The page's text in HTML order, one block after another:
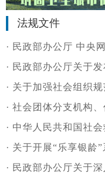
法规文件
· 民政部办公厅 中央网信办秘书局 工业和信息化部办公
· 民政部办公厅关于发布《全
· 关于加强社会组织规范化
· 社会团体分支机构
· 中华人民共和国社
· 关于开展“乐享银龄”系
· 民政部办公厅关于深入贯彻落实《未成年人救助